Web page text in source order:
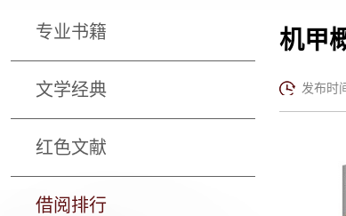
专业书籍
文学经典
红色文献
借阅排行
机甲
发布时